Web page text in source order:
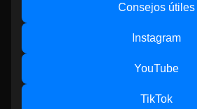
Consejos útiles
Instagram
YouTube
TikTok